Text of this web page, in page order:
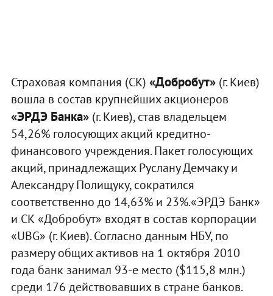
Страховая компания (СК) «Добробут»(г. Киев)
вошла в состав крупнейших акционеров
«ЭРДЭ Банка»(г. Киев), став владельцем
54,26% голосующих акций кредитно-
финансового учреждения. Пакет голосующих
акций, принадлежащих Руслану Демчаку и
Александру Полищуку, сократился
соответственно до 14,63% и 23%.«ЭРДЭ Банк»
и СК «Добробут» входят в состав корпорации
«UBG» (г. Киев). Согласно данным НБУ, по
размеру общих активов на 1 октября 2010
года банк занимал 93-е место ($115,8 млн.)
среди 176 действовавших в стране банков.